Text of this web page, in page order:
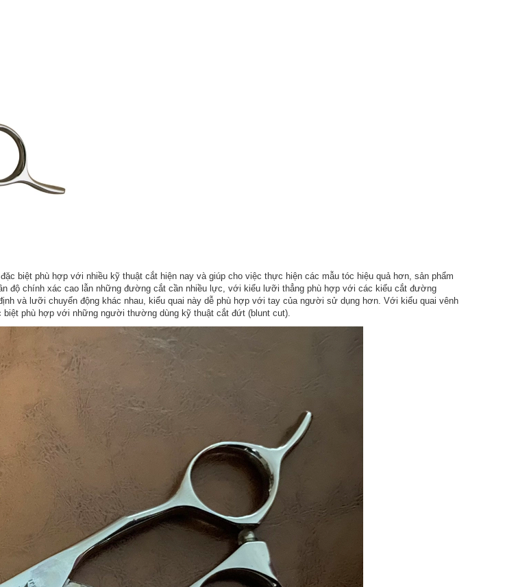
biệt phù hợp với nhiều kỹ thuật cắt hiện nay và giúp cho việc thực hiện các mẫu tóc hiệu quả hơn, sản phẩm
độ chính xác cao lẫn những đường cắt cần nhiều lực, với kiểu lưỡi thẳng phù hợp với các kiểu cắt đường
và lưỡi chuyển động khác nhau, kiểu quai này dễ phù hợp với tay của người sử dụng hơn. Với kiểu quai vênh
phù hợp với những người thường dùng kỹ thuật cắt đứt (blunt cut).